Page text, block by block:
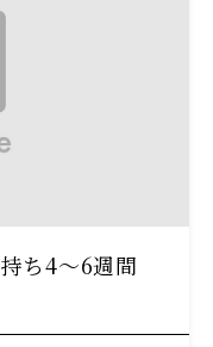
ち4〜6週間